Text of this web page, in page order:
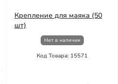
Крепление для маяка (50
шт)
Нет в наличии
Код Товара: 15571